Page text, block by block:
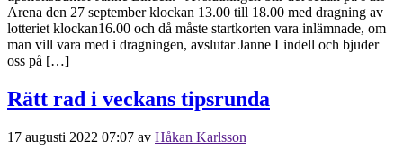
Arena den 27 september klockan 13.00 till 18.00 med dragning av
lotteriet klockan16.00 och då måste startkorten vara inlämnade, om
man vill vara med i dragningen, avslutar Janne Lindell och bjuder
oss på […]
Rätt rad i veckans tipsrunda
17 augusti 2022 07:07 av Håkan Karlsson